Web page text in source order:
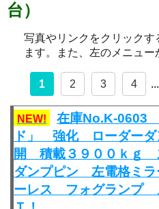
台）
写真やリンクをクリック
ます。また、左のメニュー
1 2 3 4 ...
NEW!
在庫No.K-
ド」 強化 ローダー
開 積載３９００ｋｇ
ダンプピン 左電格ミ
ーレス フォグランプ